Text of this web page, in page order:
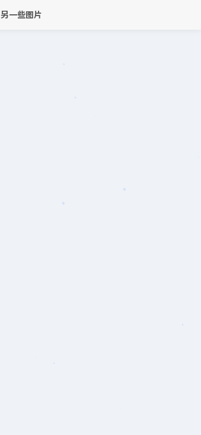
另一些图片